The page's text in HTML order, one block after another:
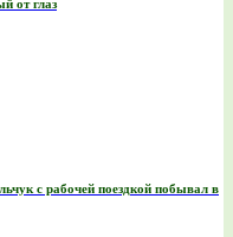
от глаз
с рабочей поездкой побывал в